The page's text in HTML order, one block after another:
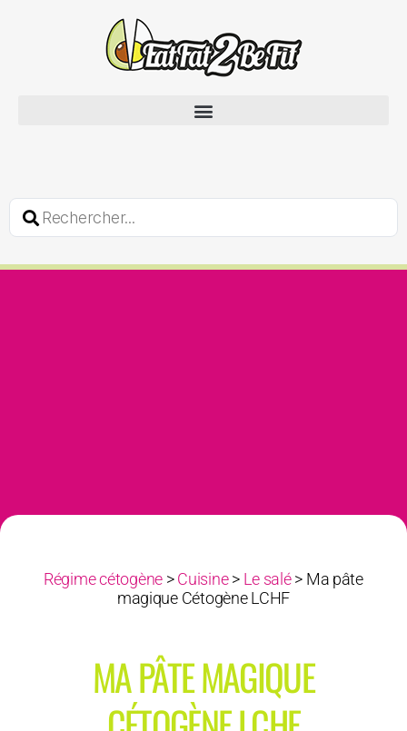
Régime cétogène>Cuisine> Le salé> Ma pâte
magique Cétogène LCHF
MA PÂTE MAGIQUE